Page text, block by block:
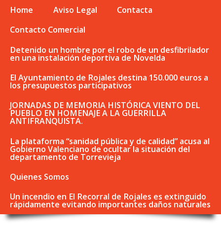
Home Aviso Legal
Contacta
Contacto Comercial
Detenido un hombre por el robo de un desfibrilador
en una instalación deportiva de Novelda
El Ayuntamiento de Rojales destina 150.000 euros a
los presupuestos participativos
JORNADAS DE MEMORIA HISTÓRICA VIENTO DEL
PUEBLO EN HOMENAJE A LA GUERRILLA
ANTIFRANQUISTA.
La plataforma “sanidad pública y de calidad” acusa al
Gobierno Valenciano de ocultar la situación del
departamento de Torrevieja
Quienes Somos
Un incendio en El Recorral de Rojales es extinguido
rápidamente evitando importantes daños naturales